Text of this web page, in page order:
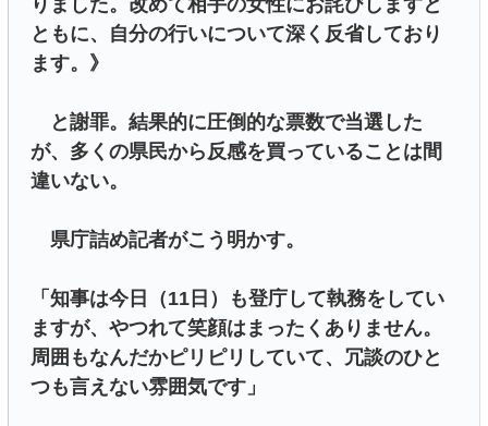
りました。改めて相手の女性にお詫びしますと
ともに、自分の行いについて深く反省しており
ます。》
と謝罪。結果的に圧倒的な票数で当選した
が、多くの県民から反感を買っていることは間
違いない。
県庁詰め記者がこう明かす。
「知事は今日（11日）も登庁して執務をしてい
ますが、やつれて笑顔はまったくありません。
周囲もなんだかピリピリしていて、冗談のひと
つも言えない雰囲気です」